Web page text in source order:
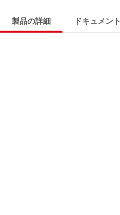
製品の詳細 ドキュメント